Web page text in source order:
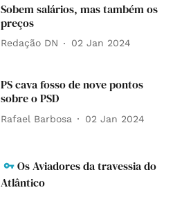
Sobem salários, mas também os
preços
Redação DN 02 Jan 2024
PS cava fosso de nove pontos
sobre o PSD
Rafael Barbosa 02 Jan 2024
Os Aviadores da travessia do
Atlântico